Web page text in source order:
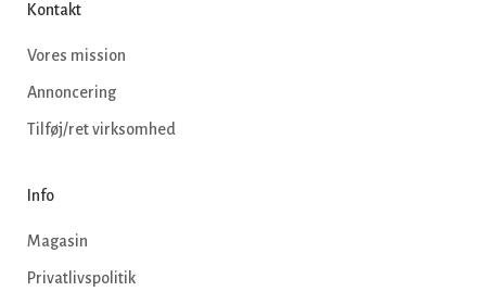
Kontakt
Vores mission
Annoncering
Tilføj/ret virksomhed
Info
Magasin
Privatlivspolitik